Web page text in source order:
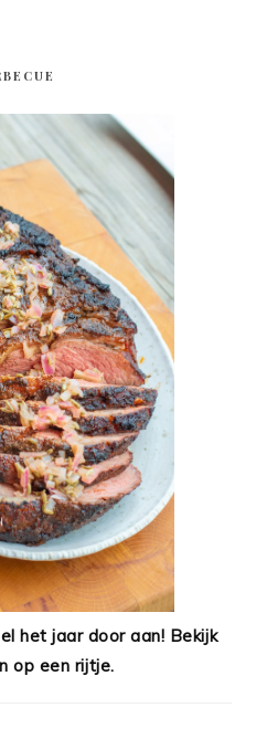
het jaar door aan! Bekijk
op een rijtje.